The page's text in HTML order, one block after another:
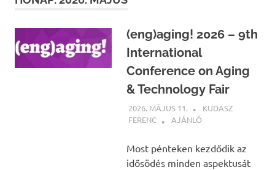
(eng)aging! 2026 – 9th
International
Conference on Aging
& Technology Fair
2026. MÁJUS 11.
KUDASZ
FERENC
AJÁNLÓ
Most pénteken kezdődik az
idősödés minden aspektusát